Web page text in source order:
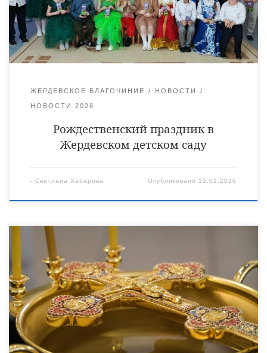
рассказывали стихи, славя родившегося Богомладенца. В
конце встречи, по традиции, отец Иоанн подарил детям
сладости.
ЖЕРДЕВСКОЕ БЛАГОЧИНИЕ НОВОСТИ
НОВОСТИ 2026
Рождественский праздник в
Жердевском детском саду
- Светлана Хабарова Опубликовано 15.01.2026
ВНИМАНИЕ! В ВОСКРЕСЕНИЕ /18 ЯНВАРЯ
(КРЕЩЕНСКИЙ СОЧЕЛЬНИК) ПО ОКОНЧАНИИ
БОЖЕСТВЕННОЙ ЛИТУРГИИ И ВЕЛИКОГО
ОСВЯЩЕНИЯ ВОДЫ СОСТОИТСЯ РАЗДАЧА СВЯТОЙ
ВОДЫ: С 11.30 до 16.00 ЧАСОВ, С 18.00 до 21.00 ЧАСОВ. В
ПОНЕДЕЛЬНИК /19 ЯНВАРЯ СВЯТОЕ БОГОЯВЛЕНИЕ
КРЕЩЕНИЕ ГОСПОДА БОГА И СПАСА НАШЕГО ИИСУСА
ХРИСТА, ПО ОКОНЧАНИИ БОЖЕСТВЕННОЙ ЛИТУРГИИ